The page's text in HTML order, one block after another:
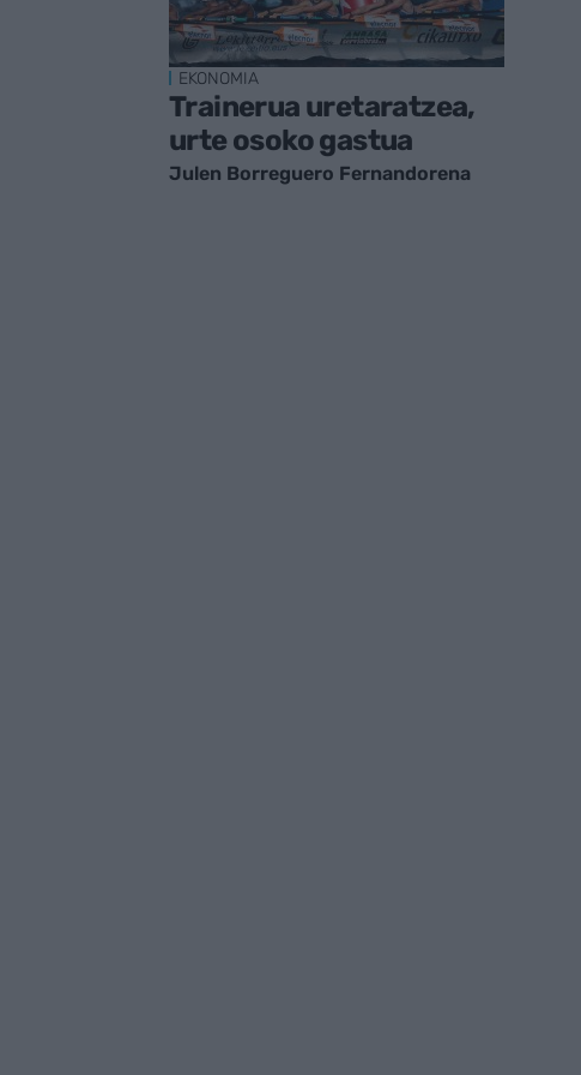
EKONOMIA
Trainerua uretaratzea,
urte osoko gastua
Julen Borreguero Fernandorena